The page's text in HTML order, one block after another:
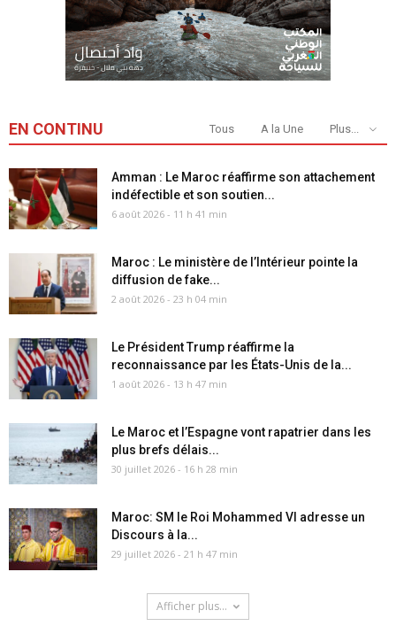
EN CONTINU Tous A la Une Plus...
Amman : Le Maroc réaffirme son attachement
indéfectible et son soutien...
6 août 2026 - 11 h 41 min
Maroc : Le ministère de l’Intérieur pointe la
diffusion de fake...
2 août 2026 - 23 h 04 min
Le Président Trump réaffirme la
reconnaissance par les États-Unis de la...
1 août 2026 - 13 h 47 min
Le Maroc et l’Espagne vont rapatrier dans les
plus brefs délais...
30 juillet 2026 - 16 h 28 min
Maroc: SM le Roi Mohammed VI adresse un
Discours à la...
29 juillet 2026 - 21 h 47 min
Afficher plus...